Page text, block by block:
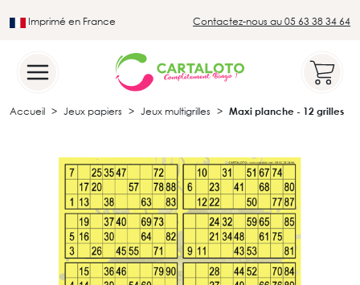
Imprimé en France Contactez-nous au 05 63 38 34 64
Accueil Jeux papiers Jeux multigrilles Maxi planche - 12 grilles